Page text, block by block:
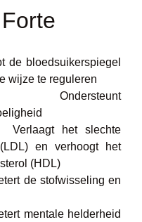
de bloedsuikerspiegel
wijze te reguleren
Ondersteunt
Verlaagt het slechte
en verhoogt het
(HDL)
de stofwisseling en
mentale helderheid